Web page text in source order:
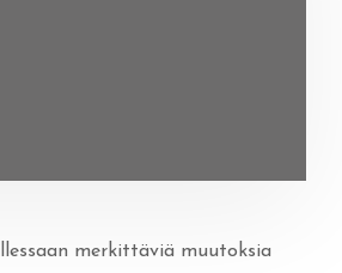
merkittäviä muutoksia